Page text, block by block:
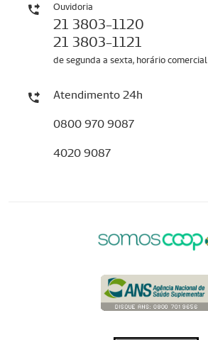
Ouvidoria
21 3803-1120
21 3803-1121
de segunda a sexta, horário comercial
Atendimento 24h
0800 970 9087
4020 9087